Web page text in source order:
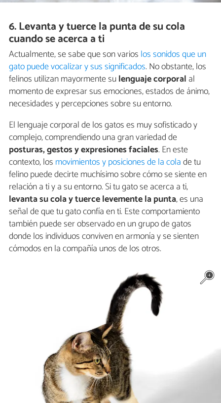
6. Levanta y tuerce la punta de su cola
cuando se acerca a ti
Actualmente, se sabe que son varios los sonidos que un
gato puede vocalizar y sus significados. No obstante, los
felinos utilizan mayormente sulenguaje corporal al
momento de expresar sus emociones, estados de ánimo,
necesidades y percepciones sobre su entorno.
El lenguaje corporal de los gatos es muy sofisticado y
complejo, comprendiendo una gran variedad de
posturas, gestos y expresiones faciales. En este
contexto, los movimientos y posiciones de la colade tu
felino puede decirte muchísimo sobre cómo se siente en
relación a ti y a su entorno. Si tu gato se acerca a ti,
levanta su cola y tuerce levemente la punta, es una
señal de que tu gato confía en ti. Este comportamiento
también puede ser observado en un grupo de gatos
donde los individuos conviven en armonía y se sienten
cómodos en la compañía unos de los otros.